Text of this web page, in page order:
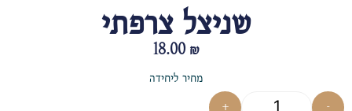
שניצל צרפתי
18.00 ₪
מחיר ליחידה
-
+